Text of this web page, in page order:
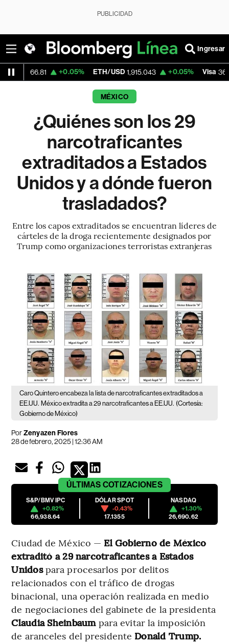
PUBLICIDAD
Ingresar
+0.05% ETH/USD 1,915.043 +0.05% Visa 362.50 -
MÉXICO
¿Quiénes son los 29
narcotraficantes
extraditados a Estados
Unidos y a dónde fueron
trasladados?
Entre los capos extraditados se encuentran líderes de
cárteles de la droga recientemente designados por
Trump como organizaciones terroristas extranjeras
Caro Quintero encabeza la lista de narcotraficantes extraditados a
EE.UU. México extradita a 29 narcotraficantes a EE.UU. (Cortesía:
Gobierno de México)
PorZenyazen Flores
28 de febrero, 2025 | 12:36 AM
ÚLTIMAS COTIZACIONES
S&P/BMV IPC
+0.82%
66,938.64
DÓLAR SPOT
-0.43%
17.1355
NASDAQ
+1.30%
26,690.62
Ciudad de México — El Gobierno de México
extraditó a 29 narcotraficantes a Estados
Unidospara procesarlos por delitos
relacionados con el tráfico de drogas
binacional, una operación realizada en medio
de negociaciones del gabinete de la presidenta
Claudia Sheinbaum para evitar la imposición
de aranceles del presidente Donald Trump.